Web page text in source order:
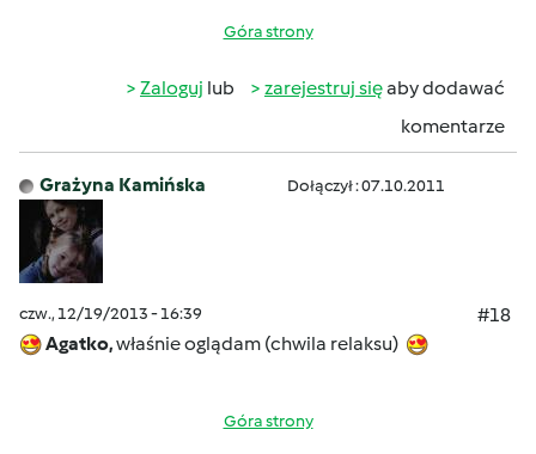
Góra strony
Zaloguj lub zarejestruj sięaby dodawać
komentarze
Grażyna Kamińska Dołączył : 07.10.2011
czw., 12/19/2013 - 16:39
#18
Agatko,właśnie oglądam (chwila relaksu)
Góra strony